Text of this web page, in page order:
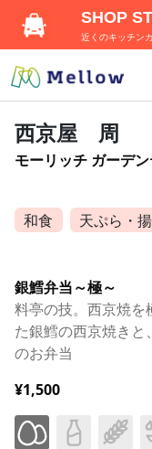
西京屋 周
モーリッチ ガーデ
和食 天ぷら・
銀鱈弁当～極～
料亭の技。西京焼を
た銀鱈の西京焼きと
のお弁当
¥1,500
SHOP
近くのキッチン